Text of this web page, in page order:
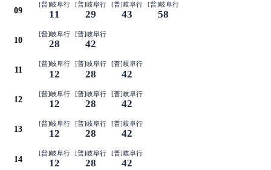
09
[普]岐阜行
11
[普]岐阜行
29
[普]岐阜行
43
[普]岐阜行
58
10
[普]岐阜行
28
[普]岐阜行
42
11
[普]岐阜行
12
[普]岐阜行
28
[普]岐阜行
42
12
[普]岐阜行
12
[普]岐阜行
28
[普]岐阜行
42
13
[普]岐阜行
12
[普]岐阜行
28
[普]岐阜行
42
14
[普]岐阜行
12
[普]岐阜行
28
[普]岐阜行
42